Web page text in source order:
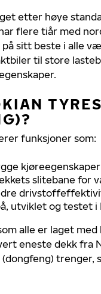
etter høye
flere tiår med
sitt beste i alle
til store
funksjoner som:
slitebane for
utviklet og testet i
alle er laget
eneste dekk fra
trenger,